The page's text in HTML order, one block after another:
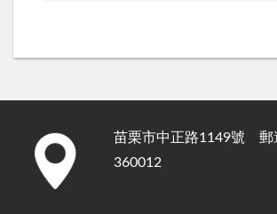
苗栗市中正路1149號 郵
360012